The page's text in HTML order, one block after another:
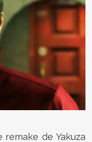
remake de Yakuza